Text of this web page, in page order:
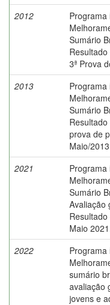
2012
Programa
Sumário
3ª Prova
2013
Programa
Sumário
prova de
Maio/
2021
Programa
Sumário
Avaliação
Maio
2022
Programa
sumário
avaliação
jovens e